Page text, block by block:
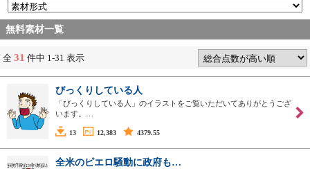
無料素材一覧
全 31 件中 1-31 表示
びっくりしている人
「びっくりしている人」のイラストをご覧いただいてありがとうござ
います。…
13 12,383 4379.55
全米のピエロ騒動に政府も…